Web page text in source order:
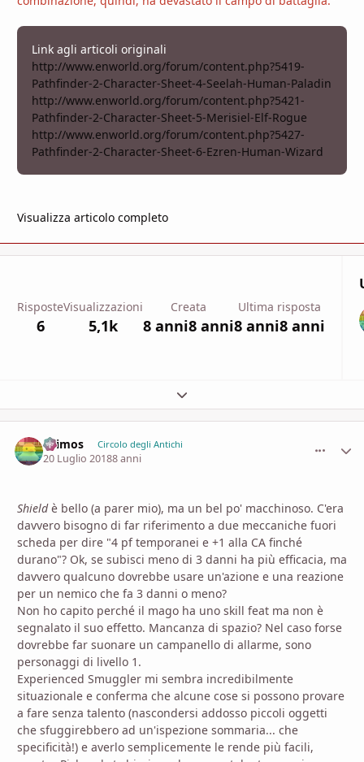
Link agli articoli originali
http://www.enworld.org/forum/content.php?5419-
Pathfinder-2-Character-Sheet-4-Seelah-Human-Paladin
http://www.enworld.org/forum/content.php?5421-
Pathfinder-2-Character-Sheet-5-Merisiel-Elf-Rogue
http://www.enworld.org/forum/content.php?5427-
Pathfinder-2-Character-Sheet-6-Ezren-Human-Wizard
Visualizza articolo completo
Risposte
6
Visualizzazioni
5,1k
Creata
8 anni8 anni
Ultima risposta
8 anni8 anni
Espandi panoramica del topic
Drimos Circolo degli Antichi
20 Luglio 20188 anni
Shieldè bello (a parer mio), ma un bel po' macchinoso. C'era
davvero bisogno di far riferimento a due meccaniche fuori
scheda per dire "4 pf temporanei e +1 alla CA finché
durano"? Ok, se subisci meno di 3 danni ha più efficacia, ma
davvero qualcuno dovrebbe usare un'azione e una reazione
per un nemico che fa 3 danni o meno?
Non ho capito perché il mago ha uno skill feat ma non è
segnalato il suo effetto. Mancanza di spazio? Nel caso forse
dovrebbe far suonare un campanello di allarme, sono
personaggi di livello 1.
Experienced Smuggler mi sembra incredibilmente
situazionale e conferma che alcune cose si possono provare
a fare senza talento (nascondersi addosso piccoli oggetti
che sfuggirebbero ad un'ispezione sommaria... che
specificità!) e averlo semplicemente le rende più facili,